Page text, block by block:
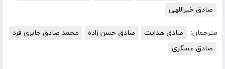
صادق خیراللهی
مترجمان: صادق هدایت صادق حسن زاده
محمد صادق جابری فرد
صادق عسگری